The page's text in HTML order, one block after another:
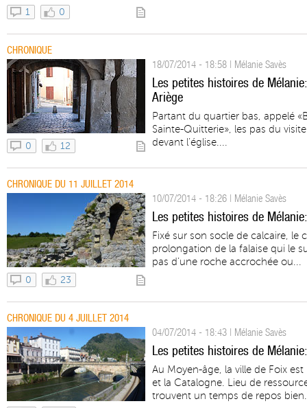
1 0
CHRONIQUE
0 12
18/07/2014 - 18:58 | Mélanie Savès
Les petites histoires de
Ariège
Partant du quartier bas, appelé
Sainte-Quitterie», les pas du
devant l’église....
CHRONIQUE DU 11 JUILLET 2014
0 23
10/07/2014 - 18:26 | Mélanie Savès
Les petites histoires de
Fixé sur son socle de calcaire, le
prolongation de la falaise qui le
pas d’une roche accrochée ou...
CHRONIQUE DU 4 JUILLET 2014
04/07/2014 - 18:43 | Mélanie Savès
Les petites histoires de
Au Moyen-âge, la ville de Foix
et la Catalogne. Lieu de
trouvent un temps de repos